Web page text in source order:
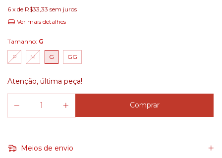
6 x de R$33,33 sem juros
Ver mais detalhes
Tamanho: G
P M G GG
Atenção, última peça!
Meios de envio